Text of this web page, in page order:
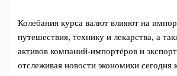
Колебания курса валют влияют на
путешествия, технику и лекарства, а
активов компаний-импортёров и
отслеживая новости экономики сегодня